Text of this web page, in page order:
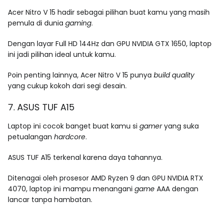
Acer Nitro V 15 hadir sebagai pilihan buat kamu yang masih
pemula di dunia gaming.
Dengan layar Full HD 144Hz dan GPU NVIDIA GTX 1650, laptop
ini jadi pilihan ideal untuk kamu.
Poin penting lainnya, Acer Nitro V 15 punya build quality
yang cukup kokoh dari segi desain.
7. ASUS TUF A15
Laptop ini cocok banget buat kamu si gameryang suka
petualangan hardcore.
ASUS TUF A15 terkenal karena daya tahannya.
Ditenagai oleh prosesor AMD Ryzen 9 dan GPU NVIDIA RTX
4070, laptop ini mampu menangani game AAA dengan
lancar tanpa hambatan.